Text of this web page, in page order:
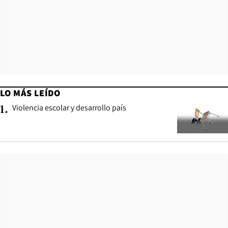
LO MÁS LEÍDO
1. Violencia escolar y desarrollo país